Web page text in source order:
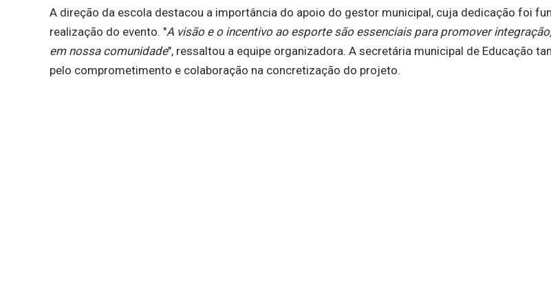
A direção da escola destacou a importância do apoio do gestor municipal, cuja dedicação foi
realização do evento. "A visão e o incentivo ao esporte são essenciais para promover
em nossa comunidade", ressaltou a equipe organizadora. A secretária municipal de Educação
pelo comprometimento e colaboração na concretização do projeto.